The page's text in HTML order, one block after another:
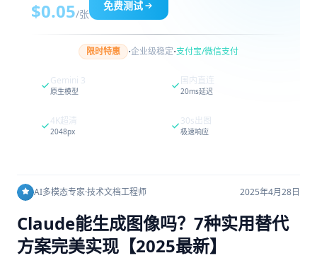
$0.05/张
免费测试
限时特惠 ·企业级稳定·支付宝/微信支付
Gemini 3
原生模型
国内直连
20ms延迟
4K超清
2048px
30s出图
极速响应
AI多模态专家·技术文档工程师 2025年4月28日
Claude能生成图像吗？7种实用替代
方案完美实现【2025最新】